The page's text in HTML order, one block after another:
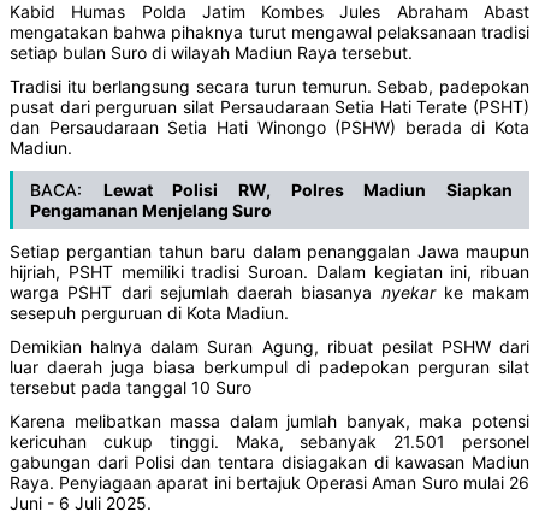
Kabid Humas Polda Jatim Kombes Jules Abraham Abast
mengatakan bahwa pihaknya turut mengawal pelaksanaan tradisi
setiap bulan Suro di wilayah Madiun Raya tersebut.
Tradisi itu berlangsung secara turun temurun. Sebab, padepokan
pusat dari perguruan silat Persaudaraan Setia Hati Terate (PSHT)
dan Persaudaraan Setia Hati Winongo (PSHW) berada di Kota
Madiun.
BACA: Lewat Polisi RW, Polres Madiun Siapkan
Pengamanan Menjelang Suro
Setiap pergantian tahun baru dalam penanggalan Jawa maupun
hijriah, PSHT memiliki tradisi Suroan. Dalam kegiatan ini, ribuan
warga PSHT dari sejumlah daerah biasanya nyekarke makam
sesepuh perguruan di Kota Madiun.
Demikian halnya dalam Suran Agung, ribuat pesilat PSHW dari
luar daerah juga biasa berkumpul di padepokan perguran silat
tersebut pada tanggal 10 Suro
Karena melibatkan massa dalam jumlah banyak, maka potensi
kericuhan cukup tinggi. Maka, sebanyak 21.501 personel
gabungan dari Polisi dan tentara disiagakan di kawasan Madiun
Raya. Penyiagaan aparat ini bertajuk Operasi Aman Suro mulai 26
Juni - 6 Juli 2025.